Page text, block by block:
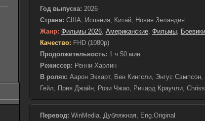
хищники всё ближе
начинают
Каждое мгновение
свои страхи и
как акулы доберутся
драматичное
Год выпуска: 2026
Страна: США, Испания, Китай, Новая Зеландия
Жанр: Фильмы 2026, Американские, Фильмы, Боевики
Качество: FHD (1080p)
Продолжительность: 1 ч 50 мин
Режиссер: Ренни Харлин
В ролях: Аарон Экхарт, Бен Кингсли, Энгус
Гейл, Прия Джайн, Рози Чжао, Ричард Краучли,
Перевод: WinMedia, Дубляжная, Eng.Original